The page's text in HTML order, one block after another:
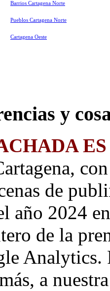
Barrios Cartagena Norte
Pueblos Cartagena Norte
Cartagena Oeste
y
de
año 2024
de la
Analytics.
a